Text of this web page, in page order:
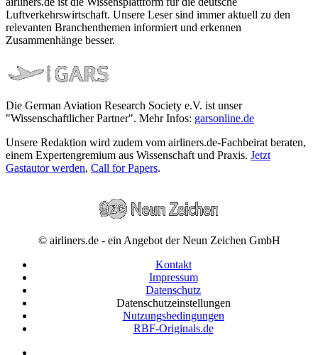
Luftverkehrswirtschaft. Unsere Leser sind immer aktuell zu den
relevanten Branchenthemen informiert und erkennen
Zusammenhänge besser.
Die German Aviation Research Society e.V. ist unser
"Wissenschaftlicher Partner". Mehr Infos: garsonline.de
Unsere Redaktion wird zudem vom airliners.de-Fachbeirat beraten,
einem Expertengremium aus Wissenschaft und Praxis. Jetzt
Gastautor werden, Call for Papers.
© airliners.de - ein Angebot der Neun Zeichen GmbH
Kontakt
Impressum
Datenschutz
Datenschutzeinstellungen
Nutzungsbedingungen
RBF-Originals.de